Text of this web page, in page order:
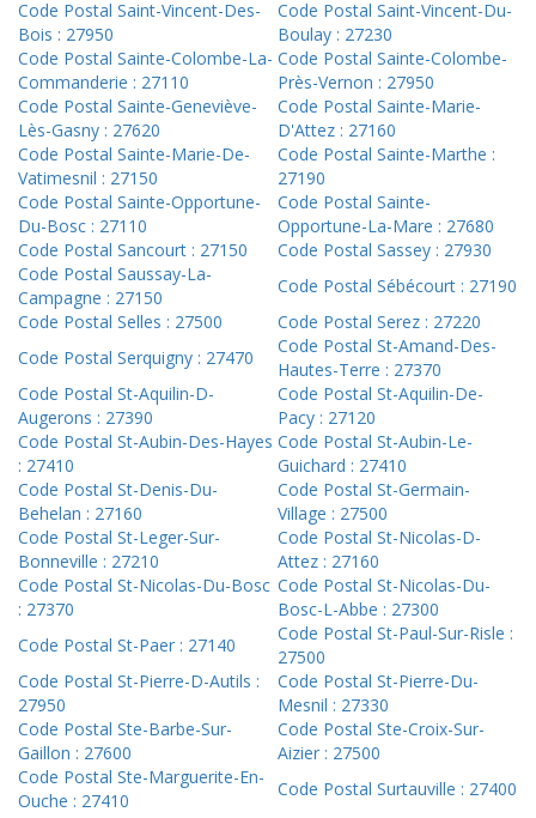
Code Postal Saint-Vincent-Des-
Bois : 27950
Code Postal Saint-Vincent-Du-
Boulay : 27230
Code Postal Sainte-Colombe-La-
Commanderie : 27110
Code Postal Sainte-Colombe-
Près-Vernon : 27950
Code Postal Sainte-Geneviève-
Lès-Gasny : 27620
Code Postal Sainte-Marie-
D'Attez : 27160
Code Postal Sainte-Marie-De-
Vatimesnil : 27150
Code Postal Sainte-Marthe :
27190
Code Postal Sainte-Opportune-
Du-Bosc : 27110
Code Postal Sainte-
Opportune-La-Mare : 27680
Code Postal Sancourt : 27150
Code Postal Sassey : 27930
Code Postal Saussay-La-
Campagne : 27150
Code Postal Sébécourt : 27190
Code Postal Selles : 27500
Code Postal Serez : 27220
Code Postal Serquigny : 27470
Code Postal St-Amand-Des-
Hautes-Terre : 27370
Code Postal St-Aquilin-D-
Augerons : 27390
Code Postal St-Aquilin-De-
Pacy : 27120
Code Postal St-Aubin-Des-Hayes
: 27410
Code Postal St-Aubin-Le-
Guichard : 27410
Code Postal St-Denis-Du-
Behelan : 27160
Code Postal St-Germain-
Village : 27500
Code Postal St-Leger-Sur-
Bonneville : 27210
Code Postal St-Nicolas-D-
Attez : 27160
Code Postal St-Nicolas-Du-Bosc
: 27370
Code Postal St-Nicolas-Du-
Bosc-L-Abbe : 27300
Code Postal St-Paer : 27140
Code Postal St-Paul-Sur-Risle :
27500
Code Postal St-Pierre-D-Autils :
27950
Code Postal St-Pierre-Du-
Mesnil : 27330
Code Postal Ste-Barbe-Sur-
Gaillon : 27600
Code Postal Ste-Croix-Sur-
Aizier : 27500
Code Postal Ste-Marguerite-En-
Ouche : 27410
Code Postal Surtauville : 27400